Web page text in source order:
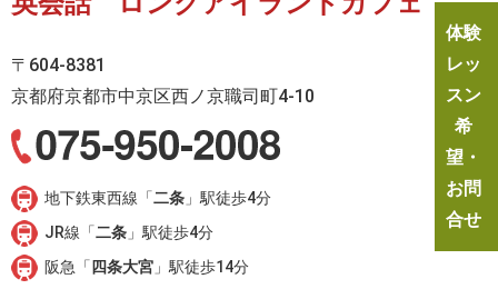
〒604-8381
京都府京都市中京区西ノ京職司町4-10
地下鉄東西線「二条 」駅徒歩4分
JR線「二条 」駅徒歩4分
阪急「 四条大宮 」駅徒歩14分
体験
レッ
スン
希
望・
お問
合せ